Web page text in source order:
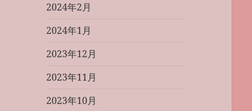
2024年2月
2024年1月
2023年12月
2023年11月
2023年10月